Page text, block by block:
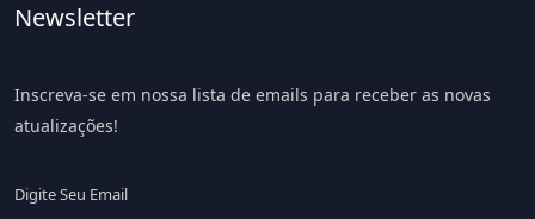
Newsletter
Inscreva-se em nossa lista de emails para receber as novas
atualizações!